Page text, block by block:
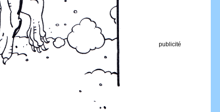
publicité